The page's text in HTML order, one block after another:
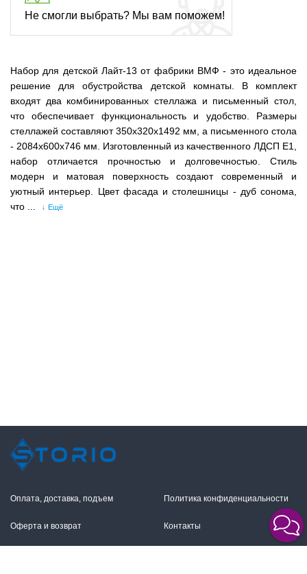
Не смогли выбрать? Мы вам поможем!
Набор для детской Лайт-13 от фабрики ВМФ - это идеальное
решение для обустройства детской комнаты. В комплект
входят два комбинированных стеллажа и письменный стол,
что обеспечивает функциональность и удобство. Размеры
стеллажей составляют 350x320x1492 мм, а письменного стола
- 2084x600x746 мм. Изготовленный из качественного ЛДСП Е1,
набор отличается прочностью и долговечностью. Стиль
модерн и матовая поверхность создают современный и
уютный интерьер. Цвет фасада и столешницы - дуб сонома,
что ...
↓ Ещё
Оплата, доставка, подъем
Оферта и возврат
Политика конфиденциальности
Контакты